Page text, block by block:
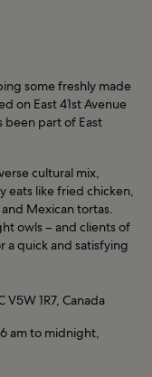
some freshly made
on East 41st Avenue
been part of East
cultural mix,
eats like fried chicken,
Mexican tortas.
owls – and clients of
a quick and satisfying
V5W 1R7, Canada
am to midnight,